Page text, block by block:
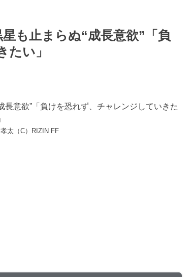
も止まらぬ“成長意欲”「負
たい」
太（C）RIZIN FF